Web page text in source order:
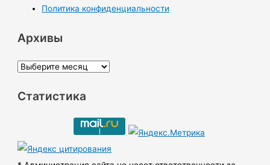
Политика конфиденциальности
Архивы
А
х
ы
Статистика